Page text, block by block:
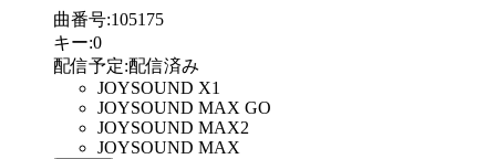
曲番号:105175
キー:0
配信予定:配信済み
JOYSOUND X1
JOYSOUND MAX GO
JOYSOUND MAX2
JOYSOUND MAX